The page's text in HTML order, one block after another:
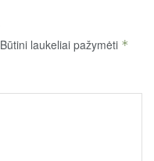
Būtini laukeliai pažymėti *